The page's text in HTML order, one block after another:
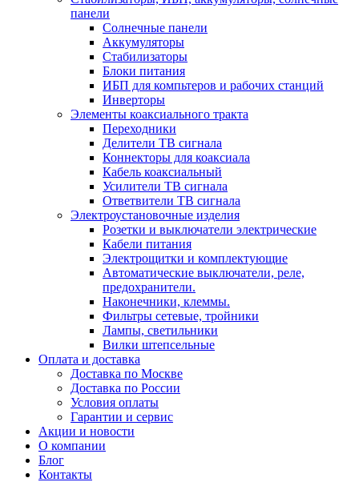
панели
Солнечные панели
Аккумуляторы
Стабилизаторы
Блоки питания
ИБП для компьтеров и рабочих станций
Инверторы
Элементы коаксиального тракта
Переходники
Делители ТВ сигнала
Коннекторы для коаксиала
Кабель коаксиальный
Усилители ТВ сигнала
Ответвители ТВ сигнала
Электроустановочные изделия
Розетки и выключатели электрические
Кабели питания
Электрощитки и комплектующие
Автоматические выключатели, реле,
предохранители.
Наконечники, клеммы.
Фильтры сетевые, тройники
Лампы, светильники
Вилки штепсельные
Оплата и доставка
Доставка по Москве
Доставка по России
Условия оплаты
Гарантии и сервис
Акции и новости
О компании
Блог
Контакты